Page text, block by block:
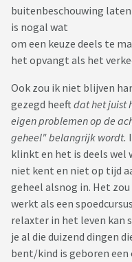
buitenbeschouwing
is nogal wat
om een keuze deels te
het opvangt als het
Ook zou ik niet blijven
gezegd heeftdat het juist
eigen problemen op de
geheel" belangrijk wordt.
klinkt en het is deels wel
niet kent en niet op tijd
geheel alsnog in. Het
werkt als een
relaxter in het leven kan
je al die duizend dingen
bent/kind is geboren